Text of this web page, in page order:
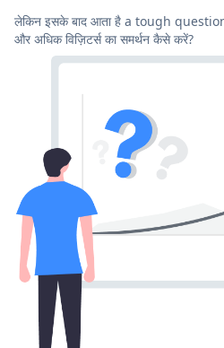
लेकिन इसके बाद आता है a tough
और अधिक विज़िटर्स का समर्थन कैसे करें?